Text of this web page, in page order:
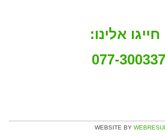
חייגו אלינו:
077-
WEBSITE BY